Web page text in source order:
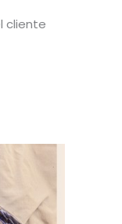
cliente